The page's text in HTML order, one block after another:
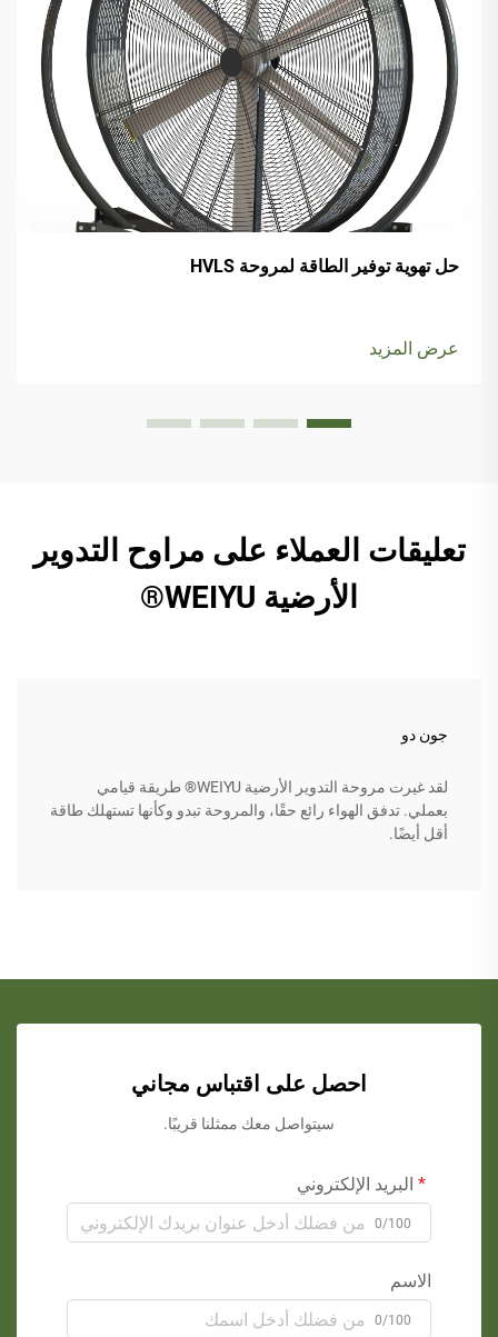
حل تهوية توفير الطاقة لمروحة HVLS
عرض المزيد
تعليقات العملاء على مراوح التدوير
الأرضية WEIYU®
جون دو
لقد غيرت مروحة التدوير الأرضية WEIYU® طريقة قيامي
بعملي. تدفق الهواء رائع حقًا، والمروحة تبدو وكأنها تستهلك طاقة
أقل أيضًا.
احصل على اقتباس مجاني
سيتواصل معك ممثلنا قريبًا.
البريد الإلكتروني
0/100
الاسم
0/100